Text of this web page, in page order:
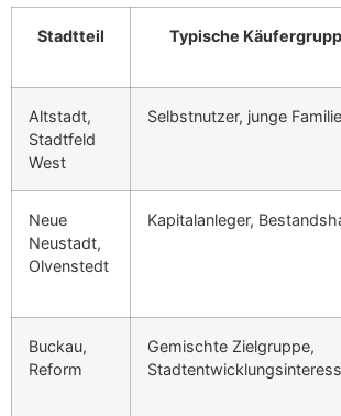
Stadtteil Typische
Altstadt,
Stadtfeld
West
Selbstnutzer, junge
Neue
Neustadt,
Olvenstedt
Kapitalanleger,
Buckau,
Reform
Gemischte Zielgruppe,